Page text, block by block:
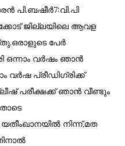
പി.ബഷീർ7:വി.പി
ജില്ലയിലെ ആവള
പേർ
ഒന്നാം വർഷം ഞാൻ
വർഷ പ്രീഡിഗ്രിക്ക്
പരീക്ഷക്ക് ഞാൻ വീണ്ടും
നിന്ന്,മത